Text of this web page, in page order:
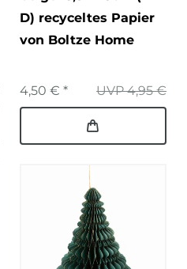
D) recyceltes Papier
von Boltze Home
UVP 4,95 €
4,50 € *